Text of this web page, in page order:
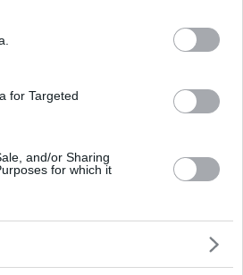
for Targeted
and/or Sharing
for which it
den Betrieb von
2023
den Linien MÁV,
und der Stadt